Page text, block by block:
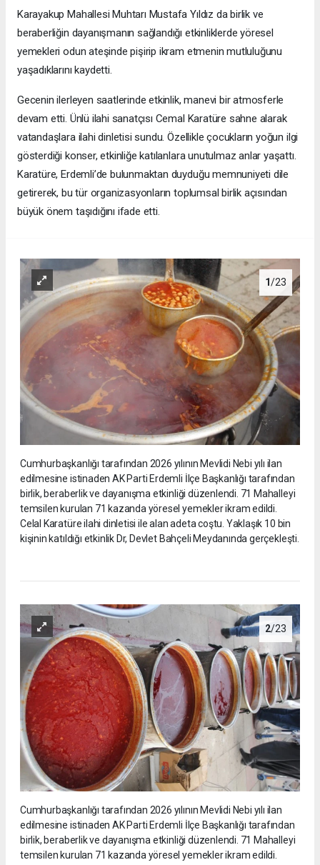
Karayakup Mahallesi Muhtarı Mustafa Yıldız da birlik ve
beraberliğin dayanışmanın sağlandığı etkinliklerde yöresel
yemekleri odun ateşinde pişirip ikram etmenin mutluluğunu
yaşadıklarını kaydetti.
Gecenin ilerleyen saatlerinde etkinlik, manevi bir atmosferle
devam etti. Ünlü ilahi sanatçısı Cemal Karatüre sahne alarak
vatandaşlara ilahi dinletisi sundu. Özellikle çocukların yoğun ilgi
gösterdiği konser, etkinliğe katılanlara unutulmaz anlar yaşattı.
Karatüre, Erdemli’de bulunmaktan duyduğu memnuniyeti dile
getirerek, bu tür organizasyonların toplumsal birlik açısından
büyük önem taşıdığını ifade etti.
1/23
Cumhurbaşkanlığı tarafından 2026 yılının Mevlidi Nebi yılı ilan
edilmesine istinaden AK Parti Erdemli İlçe Başkanlığı tarafından
birlik, beraberlik ve dayanışma etkinliği düzenlendi. 71 Mahalleyi
temsilen kurulan 71 kazanda yöresel yemekler ikram edildi.
Celal Karatüre ilahi dinletisi ile alan adeta coştu. Yaklaşık 10 bin
kişinin katıldığı etkinlik Dr, Devlet Bahçeli Meydanında gerçekleşti.
2/23
Cumhurbaşkanlığı tarafından 2026 yılının Mevlidi Nebi yılı ilan
edilmesine istinaden AK Parti Erdemli İlçe Başkanlığı tarafından
birlik, beraberlik ve dayanışma etkinliği düzenlendi. 71 Mahalleyi
temsilen kurulan 71 kazanda yöresel yemekler ikram edildi.